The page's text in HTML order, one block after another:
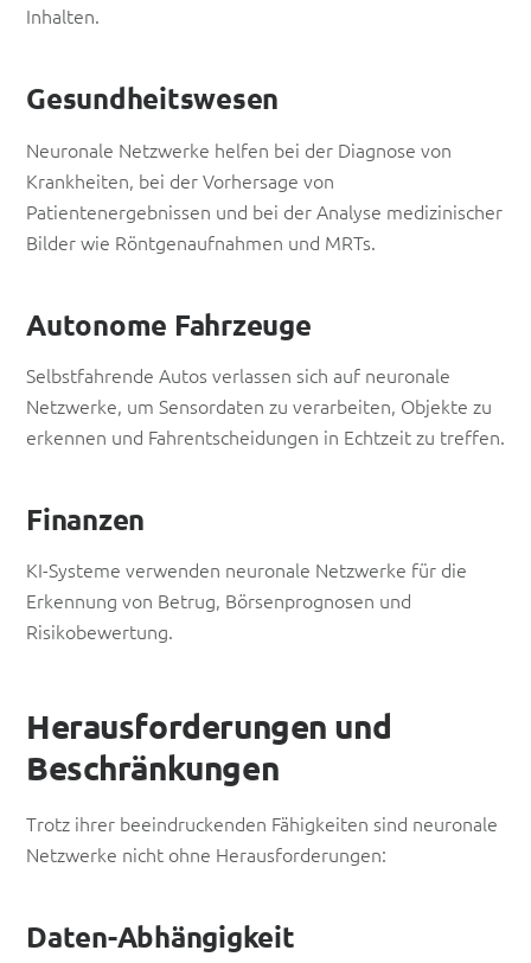
Inhalten.
Gesundheitswesen
Neuronale Netzwerke helfen bei der Diagnose von
Krankheiten, bei der Vorhersage von
Patientenergebnissen und bei der Analyse medizinischer
Bilder wie Röntgenaufnahmen und MRTs.
Autonome Fahrzeuge
Selbstfahrende Autos verlassen sich auf neuronale
Netzwerke, um Sensordaten zu verarbeiten, Objekte zu
erkennen und Fahrentscheidungen in Echtzeit zu treffen.
Finanzen
KI-Systeme verwenden neuronale Netzwerke für die
Erkennung von Betrug, Börsenprognosen und
Risikobewertung.
Herausforderungen und
Beschränkungen
Trotz ihrer beeindruckenden Fähigkeiten sind neuronale
Netzwerke nicht ohne Herausforderungen:
Daten-Abhängigkeit